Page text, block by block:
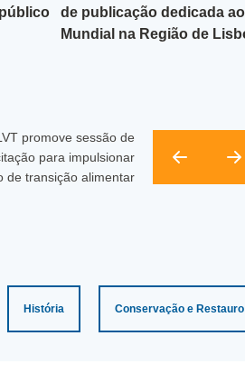
de publicação dedicada
Mundial na Região de
promove sessão de
para impulsionar
de transição alimentar
História Conservação e Restauro